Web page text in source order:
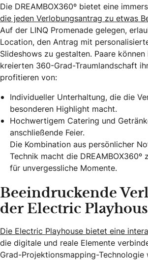
Die DREAMBOX360º bietet eine
die jeden Verlobungsantrag zu etwas
Auf der LINQ Promenade gelegen,
Location, den Antrag mit
Slideshows zu gestalten. Paare
kreierten 360-Grad-Traumlandschaft
profitieren von:
Individueller Unterhaltung, die die
besonderen Highlight macht.
Hochwertigem Catering und
anschließende Feier.
Die Kombination aus persönlicher
Technik macht die DREAMBOX360º
für unvergessliche Momente.
Beeindruckende
der Electric
Die Electric Playhouse bietet eine
die digitale und reale Elemente
Grad-Projektionsmapping-Technologie